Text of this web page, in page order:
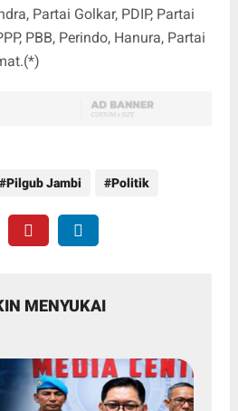
Partai Golkar, PDIP, Partai
PBB, Perindo, Hanura, Partai
Pilgub Jambi Politik
MENYUKAI